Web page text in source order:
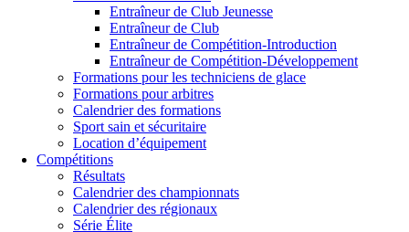
Entraîneur de Club Jeunesse
Entraîneur de Club
Entraîneur de Compétition-Introduction
Entraîneur de Compétition-Développement
Formations pour les techniciens de glace
Formations pour arbitres
Calendrier des formations
Sport sain et sécuritaire
Location d’équipement
Compétitions
Résultats
Calendrier des championnats
Calendrier des régionaux
Série Élite